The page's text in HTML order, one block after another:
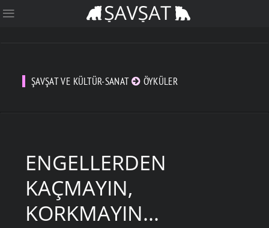
ŞAVŞAT VE KÜLTÜR-SANAT ÖYKÜLER
ENGELLERDEN
KAÇMAYIN,
KORKMAYIN...